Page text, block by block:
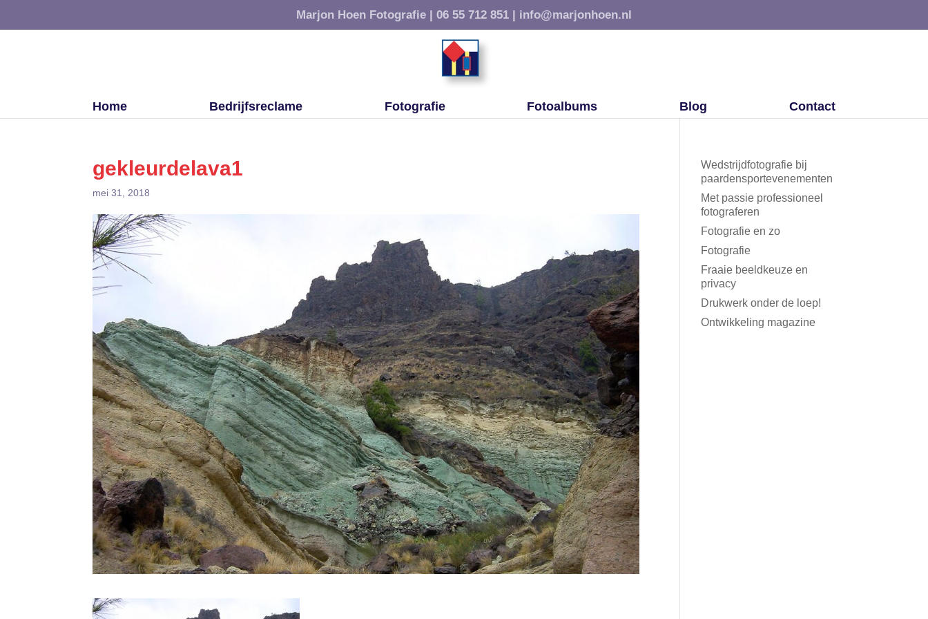
Marjon Hoen Fotografie | 06 55 712 851 | info@marjonhoen.nl
Home Bedrijfsreclame Fotografie Fotoalbums Blog Contact
gekleurdelava1
mei 31, 2018
Wedstrijdfotografie bij
paardensportevenementen
Met passie professioneel
fotograferen
Fotografie en zo
Fotografie
Fraaie beeldkeuze en
privacy
Drukwerk onder de loep!
Ontwikkeling magazine